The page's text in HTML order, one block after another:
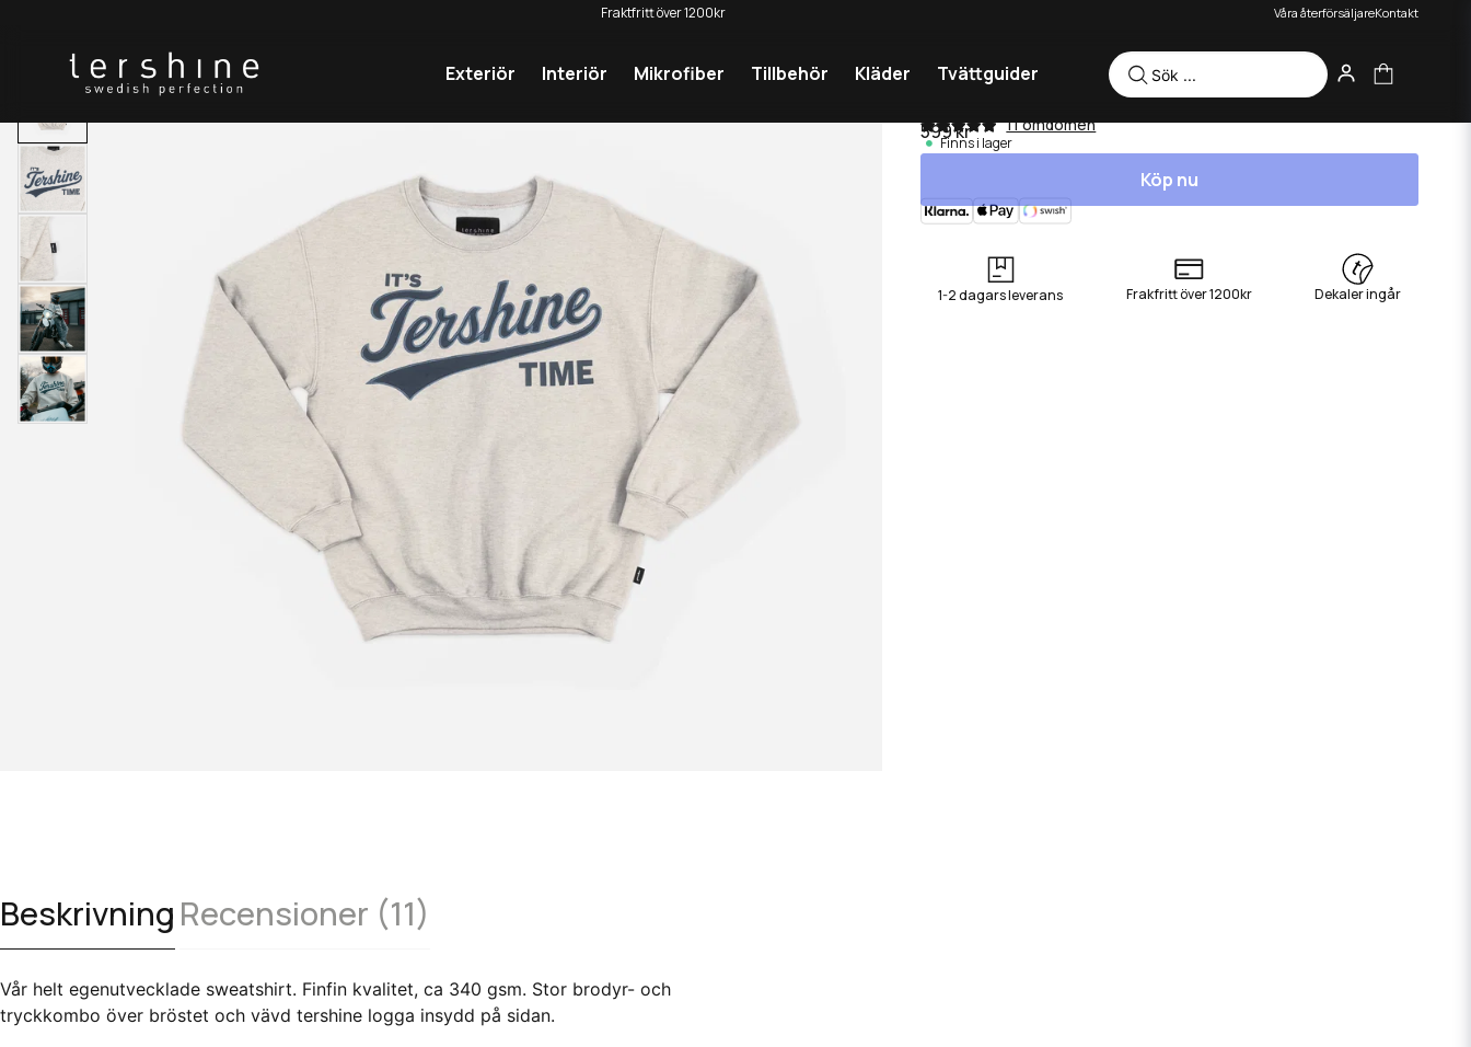
Fraktfritt över 1200kr Våra återförsäljareKontakt
Exteriör Interiör Mikrofiber Tillbehör Kläder Tvättguider
Sweatshirt - Tershine Time
11 omdömen
599 kr
Finns i lager
Köp nu
1-2 dagars leverans Frakfritt över 1200kr Dekaler ingår
Beskrivning Recensioner (11)
Vår helt egenutvecklade sweatshirt. Finfin kvalitet, ca 340 gsm. Stor brodyr- och
tryckkombo över bröstet och vävd tershine logga insydd på sidan.